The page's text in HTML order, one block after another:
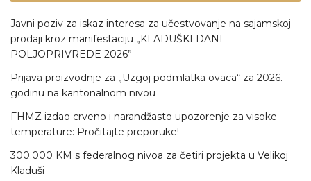
Javni poziv za iskaz interesa za učestvovanje na sajamskoj
prodaji kroz manifestaciju „KLADUŠKI DANI
POLJOPRIVREDE 2026”
Prijava proizvodnje za „Uzgoj podmlatka ovaca“ za 2026.
godinu na kantonalnom nivou
FHMZ izdao crveno i narandžasto upozorenje za visoke
temperature: Pročitajte preporuke!
300.000 KM s federalnog nivoa za četiri projekta u Velikoj
Kladuši